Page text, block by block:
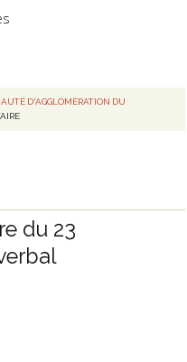
D'AGGLOMÉRATION DU
du 23